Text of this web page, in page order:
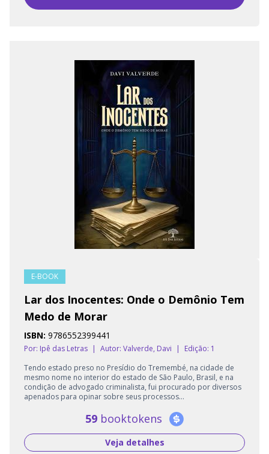
E-BOOK
Lar dos Inocentes: Onde o Demônio Tem
Medo de Morar
ISBN: 9786552399441
Por: Ipê das Letras | Autor: Valverde, Davi |
Edição: 1
Tendo estado preso no Presídio do Tremembé, na cidade de
mesmo nome no interior do estado de São Paulo, Brasil, e na
condição de advogado criminalista, fui procurado por diversos
apenados para opinar sobre seus processos...
59 booktokens
Veja detalhes